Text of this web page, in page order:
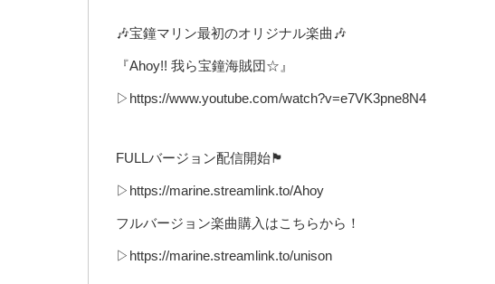
🎶宝鐘マリン最初のオリジナル楽曲🎶
『Ahoy!! 我ら宝鐘海賊団☆』
▷https://www.youtube.com/watch?v=e7VK3pne8N4
FULLバージョン配信開始🏴
▷https://marine.streamlink.to/Ahoy
フルバージョン楽曲購入はこちらから！
▷https://marine.streamlink.to/unison